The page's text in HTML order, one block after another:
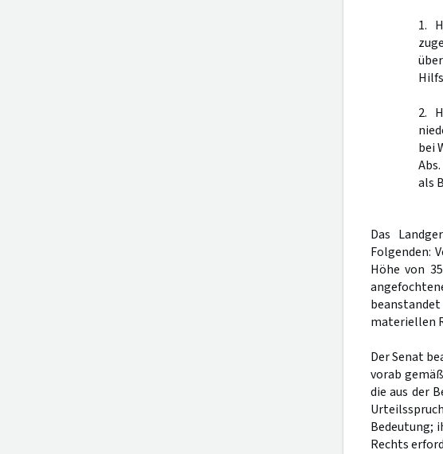
1.
2.
bei
als
Das
Folgenden:
Höhe von
materiellen
Der Senat
vorab
die aus der
Bedeutung;
Rechts